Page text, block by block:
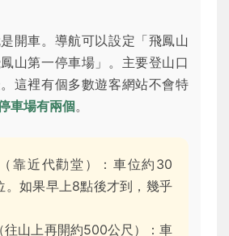
開車。導航可以設定「飛鳳山
山第一停車場」。主要登山口
這裡有個多數遊客網站不會特
車場有兩個。
（靠近代勸堂）：車位約30
。如果早上8點後才到，幾乎
往山上再開約500公尺）：車